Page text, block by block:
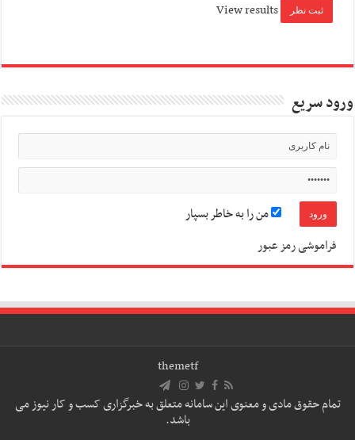
View results
ورود سریع
من را به خاطر بسپار
فراموشی رمز عبور
themetf
تمام حقوق مادی و معنوی این سامانه متعلق به خبرگزاری کسب و کار نیوز می
باشد.